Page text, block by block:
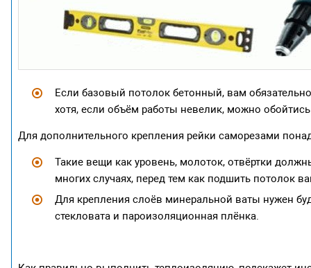
Если базовый потолок бетонный, вам
хотя, если объём работы невелик, можно
Для дополнительного крепления рейки саморезами
Такие вещи как уровень, молоток, отвёртки
многих случаях, перед тем как подшить потолок
Для крепления слоёв минеральной ваты нужен
стекловата и пароизоляционная плёнка.